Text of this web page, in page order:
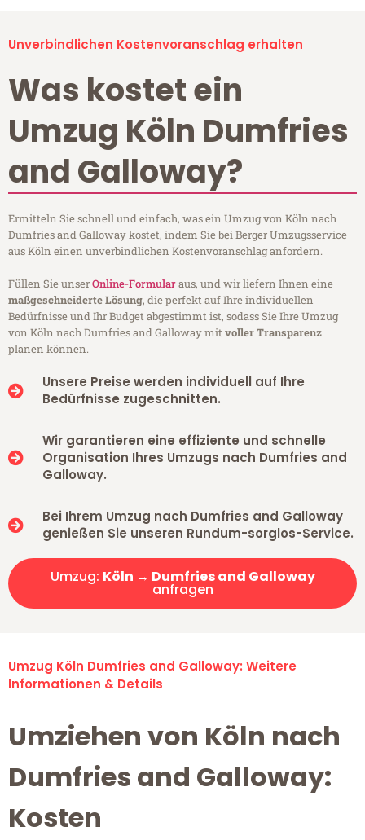
Unverbindlichen Kostenvoranschlag erhalten
Was kostet ein
Umzug Köln Dumfries
and Galloway?
Ermitteln Sie schnell und einfach, was ein Umzug von Köln nach
Dumfries and Galloway kostet, indem Sie bei Berger Umzugsservice
aus Köln einen unverbindlichen Kostenvoranschlag anfordern.
Füllen Sie unserOnline-Formularaus, und wir liefern Ihnen eine
maßgeschneiderte Lösung, die perfekt auf Ihre individuellen
Bedürfnisse und Ihr Budget abgestimmt ist, sodass Sie Ihre Umzug
von Köln nach Dumfries and Galloway mitvoller Transparenz
planen können.
Unsere Preise werden individuell auf Ihre
Bedürfnisse zugeschnitten.
Wir garantieren eine effiziente und schnelle
Organisation Ihres Umzugs nach Dumfries and
Galloway.
Bei Ihrem Umzug nach Dumfries and Galloway
genießen Sie unseren Rundum-sorglos-Service.
Umzug: Köln → Dumfries and Galloway
anfragen
Umzug Köln Dumfries and Galloway: Weitere
Informationen & Details
Umziehen von Köln nach
Dumfries and Galloway:
Kosten